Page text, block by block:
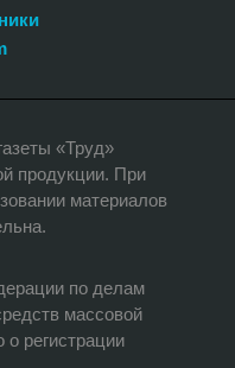
«Труд»
продукции. При
материалов
по делам
массовой
регистрации